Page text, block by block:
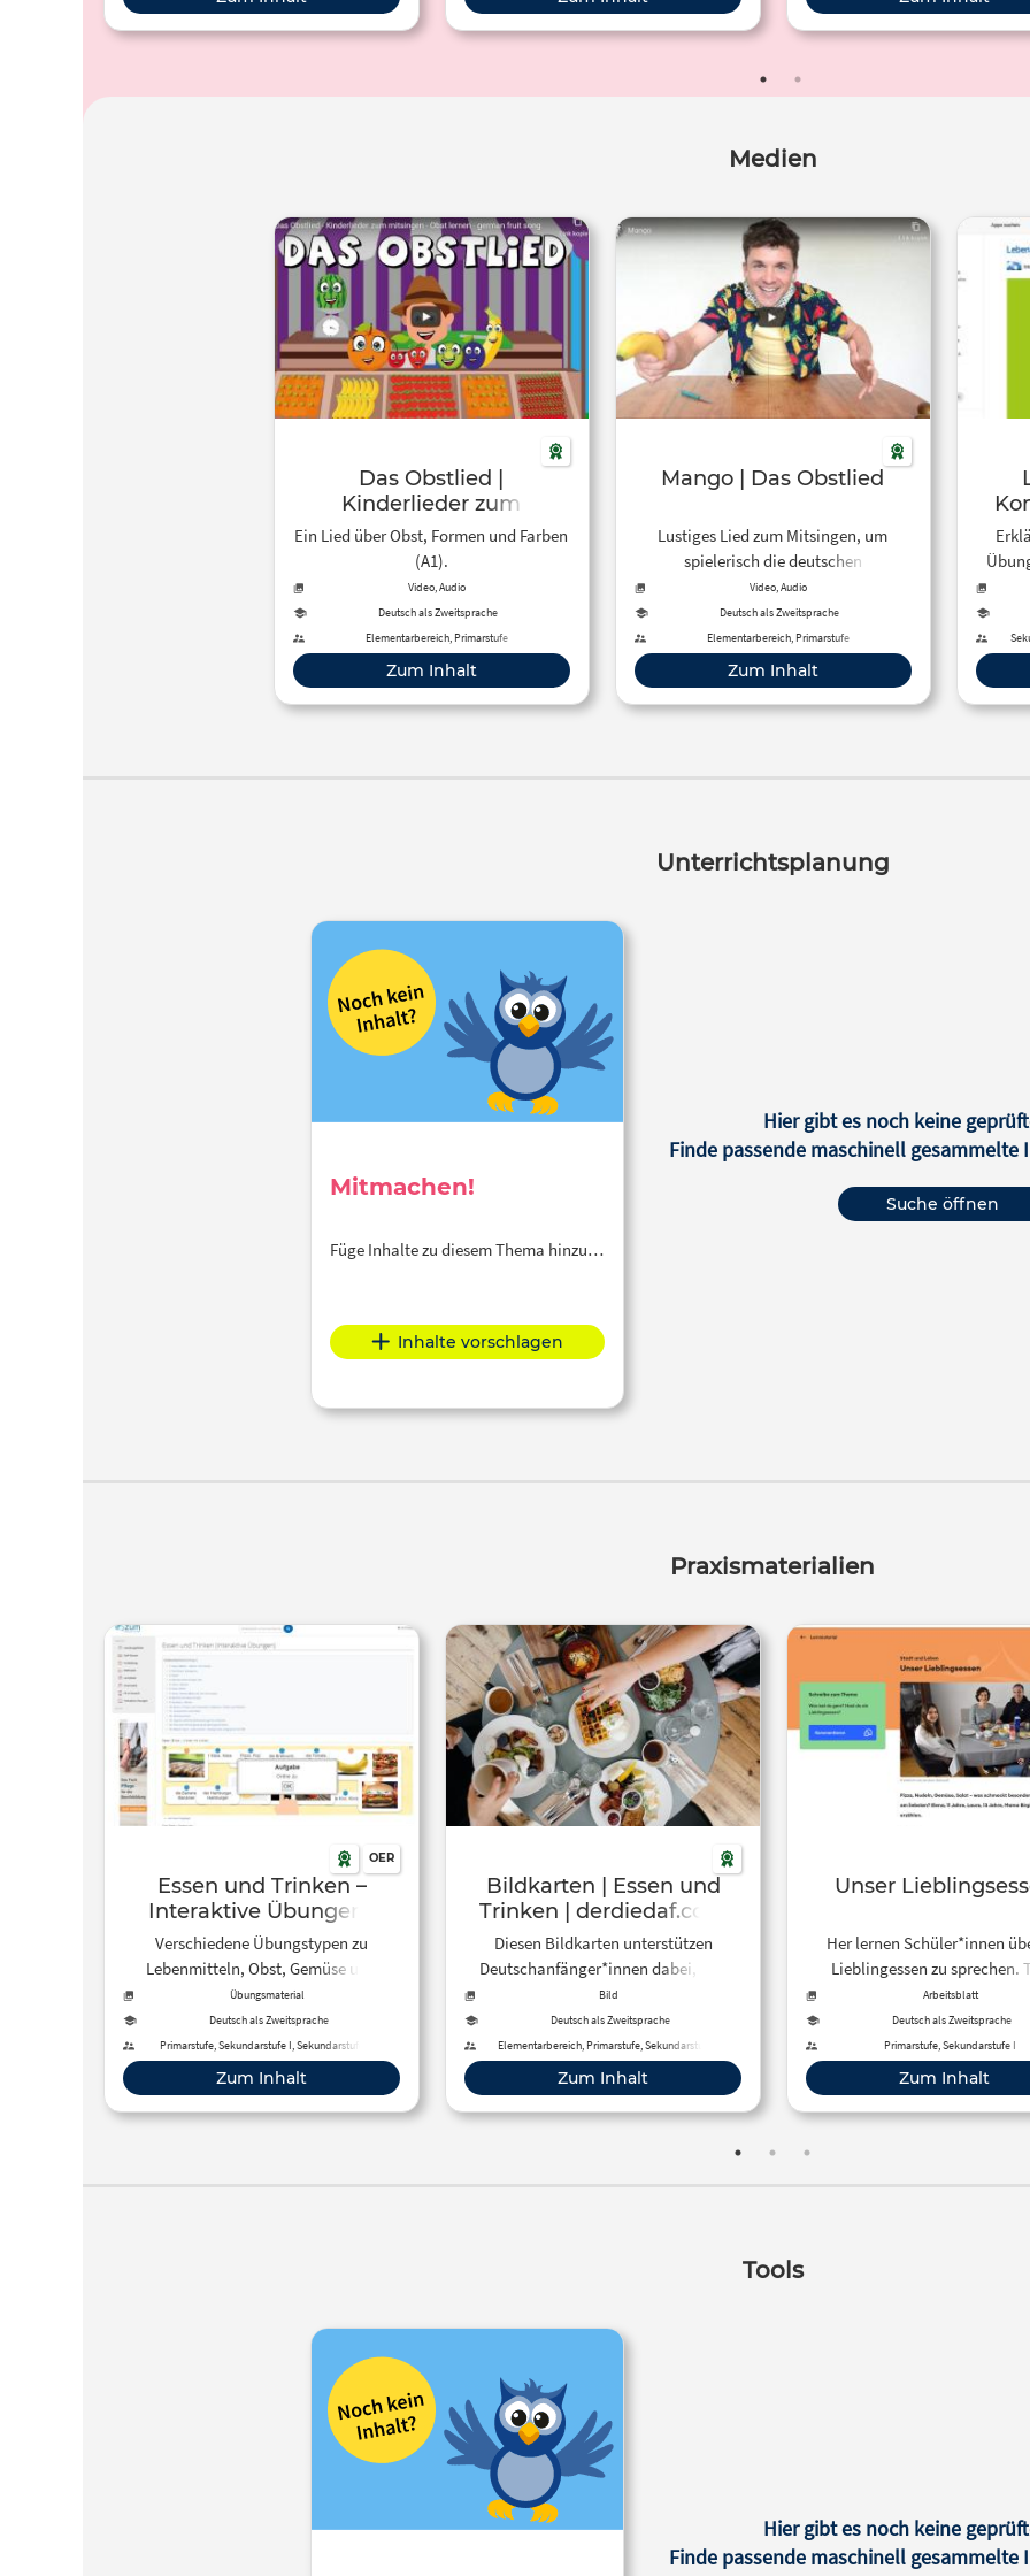
Medien
Das Obstlied |
Kinderlieder zum
Mitsingen
Ein Lied über Obst, Formen und Farben
(A1).
Video, Audio
Deutsch als Zweitsprache
Elementarbereich, Primarstufe
Zum Inhalt
Mango | Das Obstlied
Lustiges Lied zum Mitsingen, um
spielerisch die deutschen
Bezeichnungen für verschiedene
Obstsorten zu lernen.
Video, Audio
Deutsch als Zweitsprache
Elementarbereich, Primarstufe
Zum Inhalt
ihren
Unterrichtsplanung
Mitmachen!
Füge Inhalte zu diesem Thema hinzu…
Inhalte vorschlagen
Hier gibt es noch keine
Finde passende maschinell gesammelte
Suche öffnen
Praxismaterialien
OER
Essen und Trinken –
Interaktive Übungen |
ZUM Deutsch Lernen
Verschiedene Übungstypen zu
Lebenmitteln, Obst, Gemüse und
Getränken.
Übungsmaterial
Deutsch als Zweitsprache
Primarstufe, Sekundarstufe I, Sekundarstufe II,
Hochschule, Erwachsenenbildung
Zum Inhalt
Bildkarten | Essen und
Trinken | derdiedaf.com
Diesen Bildkarten unterstützen
Deutschanfänger*innen dabei, den
Wortschatz zum Thema Essen und
Trinken zu erlernen.
Bild
Deutsch als Zweitsprache
Elementarbereich, Primarstufe, Sekundarstufe I,
Sekundarstufe II, Hochschule, Erwachsenenbildung
Zum Inhalt
Unser
Her lernen Schüler*innen
Lieblingessen zu sprechen.
Wortschatzerklärungen,
und Lösungen stehen zum
zur Verfügung.
Arbeitsblatt
Deutsch als Zweitsprache
Primarstufe, Sekundarstufe I
Zum Inhalt
Tools
Hier gibt es noch keine
Finde passende maschinell gesammelte